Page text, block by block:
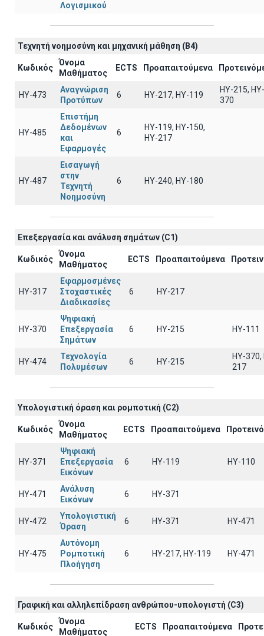
Λογισμικού
Τεχνητή νοημοσύνη και μηχανική μάθηση (B4)
Κωδικός
Όνομα
Μαθήματος
ECTS Προαπαιτούμενα
ΗΥ-473
Αναγνώριση
Προτύπων
6 HY-217, HY-119
HY-215, HY-
370
ΗΥ-485
Επιστήμη
Δεδομένων
και
Εφαρμογές
6
ΗΥ-119, ΗΥ-150,
ΗΥ-217
ΗΥ-487
Εισαγωγή
στην
Τεχνητή
Νοημοσύνη
6 HY-240, HY-180
Επεξεργασία και ανάλυση σημάτων (C1)
Κωδικός
Όνομα
Μαθήματος
ECTS Προαπαιτούμενα
ΗΥ-317
Εφαρμοσμένες
Στοχαστικές
Διαδικασίες
6 HY-217
ΗΥ-370
Ψηφιακή
Επεξεργασία
Σημάτων
6 HY-215 HY-111
ΗΥ-474
Τεχνολογία
Πολυμέσων
6 HY-215
HY-370,
217
Υπολογιστική όραση και ρομποτική (C2)
Κωδικός
Όνομα
Μαθήματος
ECTS Προαπαιτούμενα
ΗΥ-371
Ψηφιακή
Επεξεργασία
Εικόνων
6 ΗΥ-119 ΗΥ-110
ΗΥ-471
Ανάλυση
Εικόνων
6 ΗΥ-371
ΗΥ-472
Υπολογιστική
Όραση
6 ΗΥ-371 ΗΥ-471
ΗΥ-475
Αυτόνομη
Ρομποτική
Πλοήγηση
6 HY-217, HY-119 ΗΥ-471
Γραφική και αλληλεπίδραση ανθρώπου-υπολογιστή (C3)
Κωδικός
Όνομα
Μαθήματος
ECTS Προαπαιτούμενα